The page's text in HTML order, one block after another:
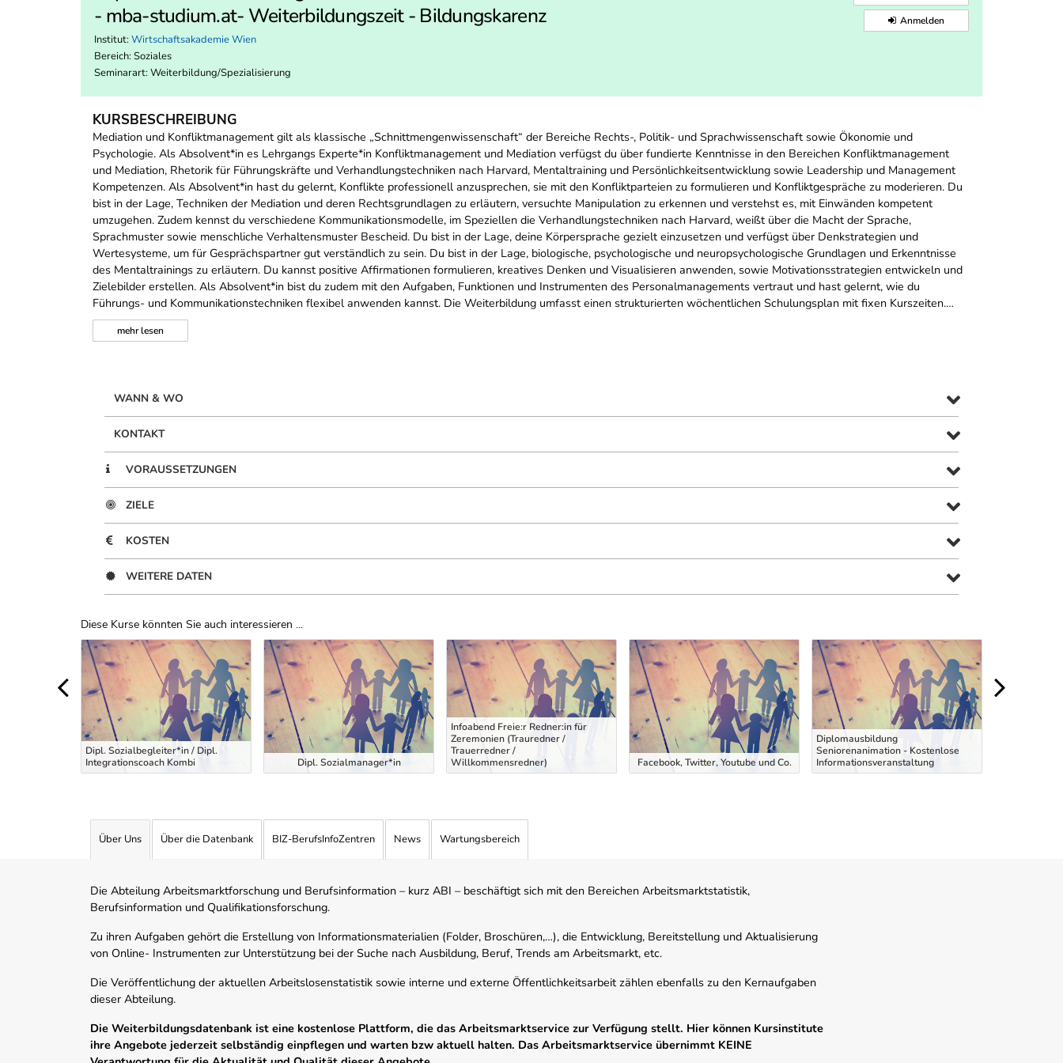
- mba-studium.at- Weiterbildungszeit - Bildungskarenz
Institut: Wirtschaftsakademie Wien
Bereich: Soziales
Seminarart: Weiterbildung/Spezialisierung
Anmelden
KURSBESCHREIBUNG
Mediation und Konfliktmanagement gilt als klassische „Schnittmengenwissenschaft“ der Bereiche Rechts-, Politik- und Sprachwissenschaft sowie Ökonomie und
Psychologie. Als Absolvent*in es Lehrgangs Experte*in Konfliktmanagement und Mediation verfügst du über fundierte Kenntnisse in den Bereichen Konfliktmanagement
und Mediation, Rhetorik für Führungskräfte und Verhandlungstechniken nach Harvard, Mentaltraining und Persönlichkeitsentwicklung sowie Leadership und Management
Kompetenzen. Als Absolvent*in hast du gelernt, Konflikte professionell anzusprechen, sie mit den Konfliktparteien zu formulieren und Konfliktgespräche zu moderieren. Du
bist in der Lage, Techniken der Mediation und deren Rechtsgrundlagen zu erläutern, versuchte Manipulation zu erkennen und verstehst es, mit Einwänden kompetent
umzugehen. Zudem kennst du verschiedene Kommunikationsmodelle, im Speziellen die Verhandlungstechniken nach Harvard, weißt über die Macht der Sprache,
Sprachmuster sowie menschliche Verhaltensmuster Bescheid. Du bist in der Lage, deine Körpersprache gezielt einzusetzen und verfügst über Denkstrategien und
Wertesysteme, um für Gesprächspartner gut verständlich zu sein. Du bist in der Lage, biologische, psychologische und neuropsychologische Grundlagen und Erkenntnisse
des Mentaltrainings zu erläutern. Du kannst positive Affirmationen formulieren, kreatives Denken und Visualisieren anwenden, sowie Motivationsstrategien entwickeln und
Zielebilder erstellen. Als Absolvent*in bist du zudem mit den Aufgaben, Funktionen und Instrumenten des Personalmanagements vertraut und hast gelernt, wie du
Führungs- und Kommunikationstechniken flexibel anwenden kannst. Die Weiterbildung umfasst einen strukturierten wöchentlichen Schulungsplan mit fixen Kurszeiten.…
mehrlesen
WANN & WO
KONTAKT
VORAUSSETZUNGEN
ZIELE
KOSTEN
WEITERE DATEN
Diese Kurse könnten Sie auch interessieren ...
Uber Weiterbildungsvorschläge
Dipl. Sozialbegleiter*in / Dipl.
Integrationscoach Kombi
Dipl. Sozialmanager*in
Infoabend Freie:r Redner:in für
Zeremonien (Trauredner /
Trauerredner /
Willkommensredner)
Facebook, Twitter, Youtube und Co.
Diplomausbildung
Seniorenanimation - Kostenlose
Informationsveranstaltung
Über Uns Über die Datenbank BIZ-BerufsInfoZentren News Wartungsbereich
Die Abteilung Arbeitsmarktforschung und Berufsinformation – kurz ABI – beschäftigt sich mit den Bereichen Arbeitsmarktstatistik,
Berufsinformation und Qualifikationsforschung.
Zu ihren Aufgaben gehört die Erstellung von Informationsmaterialien (Folder, Broschüren,…), die Entwicklung, Bereitstellung und Aktualisierung
von Online- Instrumenten zur Unterstützung bei der Suche nach Ausbildung, Beruf, Trends am Arbeitsmarkt, etc.
Die Veröffentlichung der aktuellen Arbeitslosenstatistik sowie interne und externe Öffentlichkeitsarbeit zählen ebenfalls zu den Kernaufgaben
dieser Abteilung.
Die Weiterbildungsdatenbank ist eine kostenlose Plattform, die das Arbeitsmarktservice zur Verfügung stellt. Hier können Kursinstitute
ihre Angebote jederzeit selbständig einpflegen und warten bzw aktuell halten. Das Arbeitsmarktservice übernimmt KEINE